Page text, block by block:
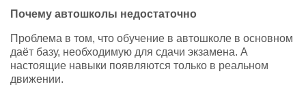
Почему автошколы недостаточно
Проблема в том, что обучение в автошколе в основном
даёт базу, необходимую для сдачи экзамена. А
настоящие навыки появляются только в реальном
движении.